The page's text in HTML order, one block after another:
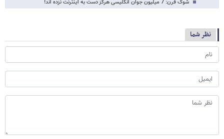
شوک قرن: 7 میلیون جوان انگلیسی هرگز دست به اینترنت نزده اند!
نظر شما